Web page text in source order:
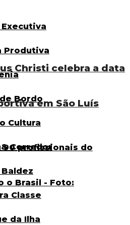
Executiva
Produtiva
Bordo
Cultura
Corredor
Classe
da Ilha
Christi celebra a data
em São Luís